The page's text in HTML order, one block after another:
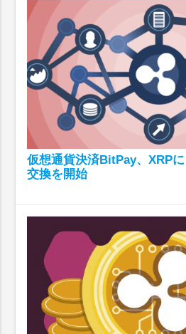
仮想通貨決済BitPay、XRP
交換を開始